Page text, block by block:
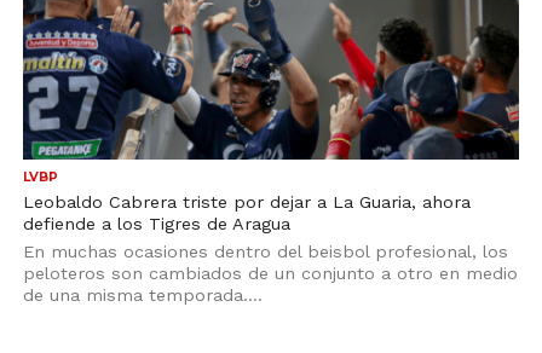
LVBP
Leobaldo Cabrera triste por dejar a La Guaria, ahora
defiende a los Tigres de Aragua
En muchas ocasiones dentro del beisbol profesional, los
peloteros son cambiados de un conjunto a otro en medio
de una misma temporada....